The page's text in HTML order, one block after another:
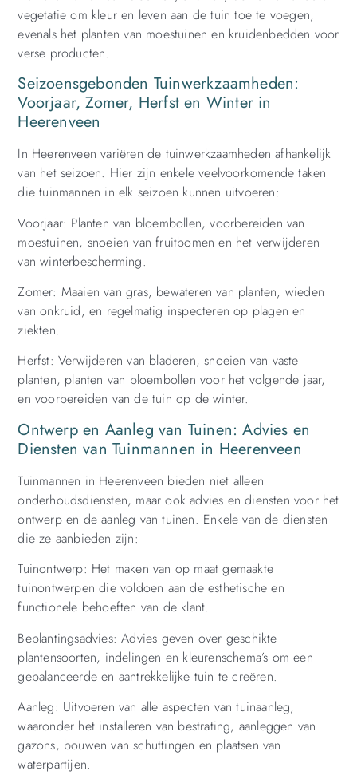
vegetatie om kleur en leven aan de tuin toe te voegen,
evenals het planten van moestuinen en kruidenbedden voor
verse producten.
Seizoensgebonden Tuinwerkzaamheden:
Voorjaar, Zomer, Herfst en Winter in
Heerenveen
In Heerenveen variëren de tuinwerkzaamheden afhankelijk
van het seizoen. Hier zijn enkele veelvoorkomende taken
die tuinmannen in elk seizoen kunnen uitvoeren:
Voorjaar: Planten van bloembollen, voorbereiden van
moestuinen, snoeien van fruitbomen en het verwijderen
van winterbescherming.
Zomer: Maaien van gras, bewateren van planten, wieden
van onkruid, en regelmatig inspecteren op plagen en
ziekten.
Herfst: Verwijderen van bladeren, snoeien van vaste
planten, planten van bloembollen voor het volgende jaar,
en voorbereiden van de tuin op de winter.
Ontwerp en Aanleg van Tuinen: Advies en
Diensten van Tuinmannen in Heerenveen
Tuinmannen in Heerenveen bieden niet alleen
onderhoudsdiensten, maar ook advies en diensten voor het
ontwerp en de aanleg van tuinen. Enkele van de diensten
die ze aanbieden zijn:
Tuinontwerp: Het maken van op maat gemaakte
tuinontwerpen die voldoen aan de esthetische en
functionele behoeften van de klant.
Beplantingsadvies: Advies geven over geschikte
plantensoorten, indelingen en kleurenschema’s om een
gebalanceerde en aantrekkelijke tuin te creëren.
Aanleg: Uitvoeren van alle aspecten van tuinaanleg,
waaronder het installeren van bestrating, aanleggen van
gazons, bouwen van schuttingen en plaatsen van
waterpartijen.